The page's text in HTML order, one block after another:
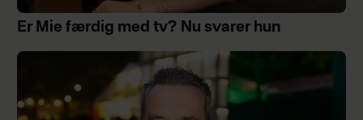
Er Mie færdig med tv? Nu svarer hun